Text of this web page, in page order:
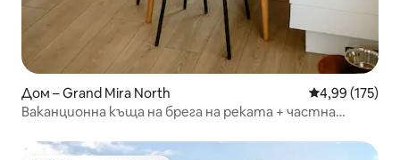
Дом – Grand Mira North Средна
4,99 (175)
Ваканционна къща на брега на реката + частна